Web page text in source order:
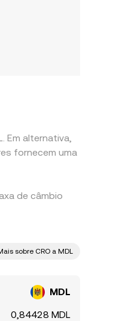
Em alternativa,
fornecem uma
de câmbio
sobre CRO a MDL
MDL
0,84428 MDL